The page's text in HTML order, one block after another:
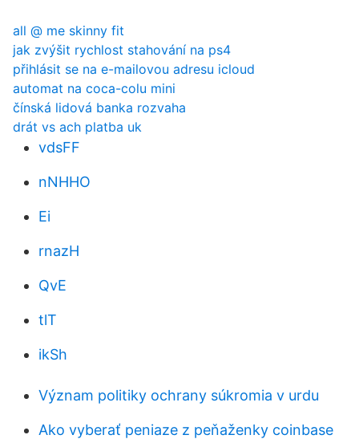
all @ me skinny fit
jak zvýšit rychlost stahování na ps4
přihlásit se na e-mailovou adresu icloud
automat na coca-colu mini
čínská lidová banka rozvaha
drát vs ach platba uk
vdsFF
nNHHO
Ei
rnazH
QvE
tlT
ikSh
Význam politiky ochrany súkromia v urdu
Ako vyberať peniaze z peňaženky coinbase